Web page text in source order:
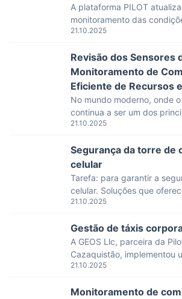
A plataforma PILOT
monitoramento das
caminhões e equipamentos
importantes que uma
pode realizar para seus
Desenvolvemos uma nova
especificamente para
temperatura dos pneus em
21.10.2025
Revisão dos Sensores
Monitoramento de
Eficiente de Recursos
No mundo moderno, onde
continua a ser um dos
diversas indústrias, a
Sensores especializados de
combustível são usados
alcançar a melhor
garantir a segurança de
equipamentos. Neste artigo,
21.10.2025
Segurança da torre de
celular
Tarefa: para garantir a
celular. Soluções que
da torre é equipado com
torre é equipada com
vídeo inteligentes que
ilegais e enviam sinais para
IoT- ao mesmo tempo, o
21.10.2025
Gestão de táxis
A GEOS Llc, parceira da
Cazaquistão, implementou
corporativo na empresa
sistema PTM (tasks.pilot-
21.10.2025
Monitoramento de